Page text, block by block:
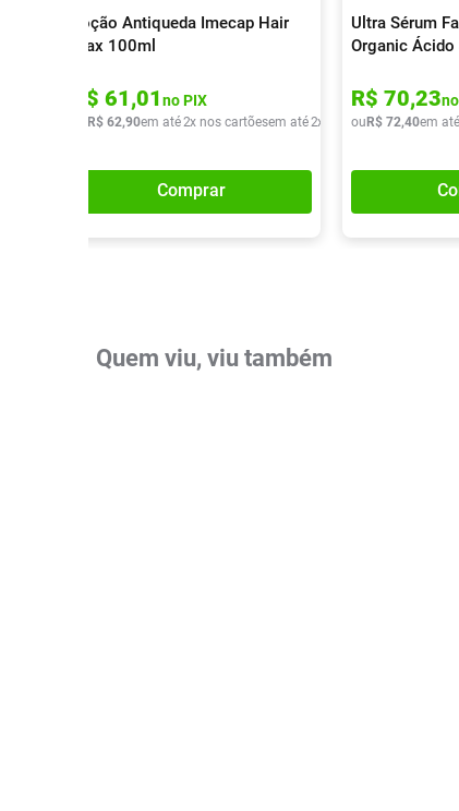
Loção Antiqueda Imecap Hair
Max 100ml
R$ 61,01no PIX
R$ 62,90em até2x nos cartõesem até2x de R$ 31,45
Comprar
Ultra Sérum
Organic
R$ 70,23
ouR$ 72,40em até
Quem viu, viu também